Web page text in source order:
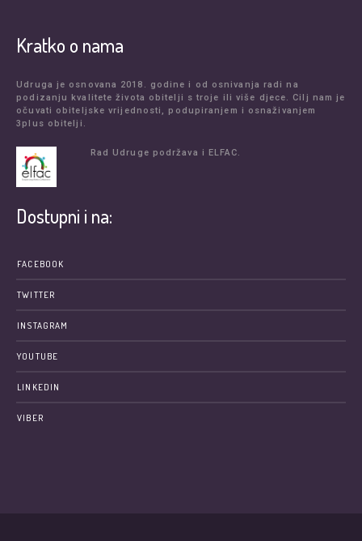
Kratko o nama
Udruga je osnovana 2018. godine i od osnivanja radi na
podizanju kvalitete života obitelji s troje ili više djece. Cilj nam je
očuvati obiteljske vrijednosti, podupiranjem i osnaživanjem
3plus obitelji.
Rad Udruge podržava i ELFAC.
Dostupni i na:
FACEBOOK
TWITTER
INSTAGRAM
YOUTUBE
LINKEDIN
VIBER